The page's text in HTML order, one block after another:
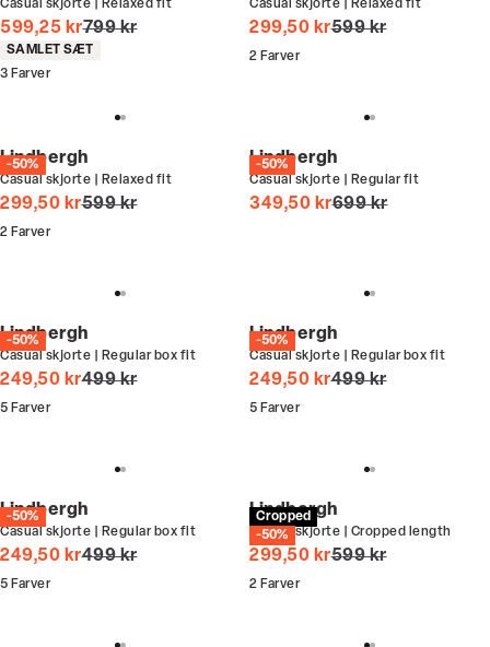
Casual skjorte | Relaxed fit
599,25 krI alt (uden rabat)
799 kr
Produkt egenskaber
SAMLET SÆT
3 Farver
Casual skjorte | Relaxed fit
299,50 krI alt (uden rabat)
599 kr
2 Farver
-50%
Lindbergh
Casual skjorte | Relaxed fit
299,50 krI alt (uden rabat)
599 kr
2 Farver
-50%
Lindbergh
Casual skjorte | Regular fit
349,50 krI alt (uden rabat)
699 kr
-50%
Lindbergh
Casual skjorte | Regular box fit
249,50 krI alt (uden rabat)
499 kr
5 Farver
-50%
Lindbergh
Casual skjorte | Regular box fit
249,50 krI alt (uden rabat)
499 kr
5 Farver
-50%
Lindbergh
Casual skjorte | Regular box fit
249,50 krI alt (uden rabat)
499 kr
5 Farver
Cropped
-50%
Lindbergh
Casual skjorte | Cropped length
299,50 krI alt (uden rabat)
599 kr
2 Farver